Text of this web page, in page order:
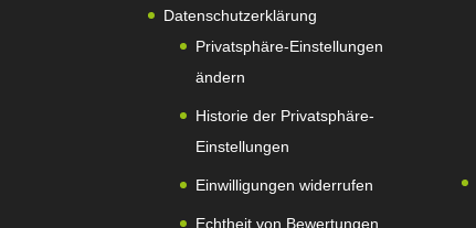
Datenschutzerklärung
Privatsphäre-Einstellungen
ändern
Historie der Privatsphäre-
Einstellungen
Einwilligungen widerrufen
Echtheit von Bewertungen